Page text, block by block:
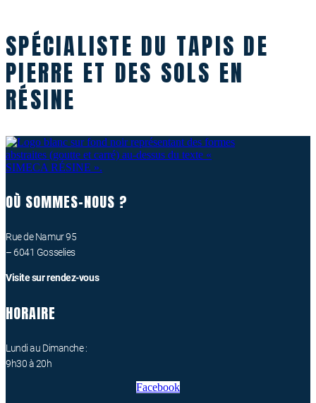
SPÉCIALISTE DU TAPIS DE
PIERRE ET DES SOLS EN
RÉSINE
OÙ SOMMES-NOUS ?
Rue de Namur 95
– 6041 Gosselies
Visite sur rendez-vous
HORAIRE
Lundi au Dimanche :
9h30 à 20h
Facebook